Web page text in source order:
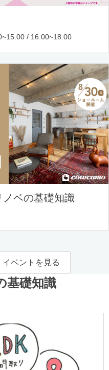
/ 16:00~18:00
ベの基礎知識
ベントを見る
基礎知識